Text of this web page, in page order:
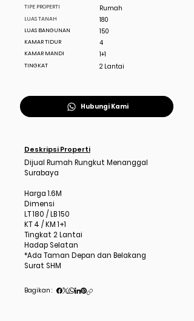
TIPE PROPERTI
LUAS TANAH
LUAS BANGUNAN
KAMAR TIDUR
KAMAR MANDI
TINGKAT
Rumah
180
150
4
1+1
2 Lantai
Hubungi Kami
Deskripsi Properti
Dijual Rumah Rungkut Menanggal
Surabaya
Harga 1.6M
Dimensi
LT 180 / LB 150
KT 4 / KM 1+1
Tingkat 2 Lantai
Hadap Selatan
*Ada Taman Depan dan Belakang
Surat SHM
Bagikan :